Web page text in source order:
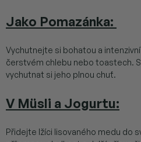
Jako Pomazánka:
Vychutnejte si bohatou a
čerstvém chlebu nebo toastech.
vychutnat si jeho plnou chuť.
V Müsli a Jogurtu:
Přidejte lžíci lisovaného medu do